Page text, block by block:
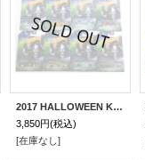
2017 HALLOWEEN KROGER & WALMART EXCLUSIVE 【8種セット(タイヤがドクロ）】'71 PLYMOUTH SATELLITE/'49 FORD F1/OLDS442 W-30/ZOTIC/MUSCLE TONE/SCORCHER/GREAT GATSPEED/RATICAL RACER
3,850円(税込)
[在庫なし]